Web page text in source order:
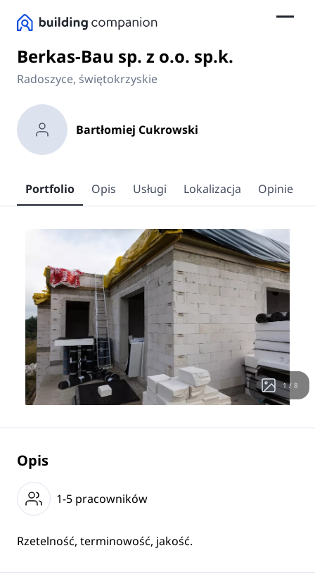
Berkas-Bau sp. z o.o. sp.k.
Radoszyce, świętokrzyskie
Bartłomiej Cukrowski
Portfolio Opis Usługi Lokalizacja Opinie
1 / 8
Opis
1-5 pracowników
Rzetelność, terminowość, jakość.